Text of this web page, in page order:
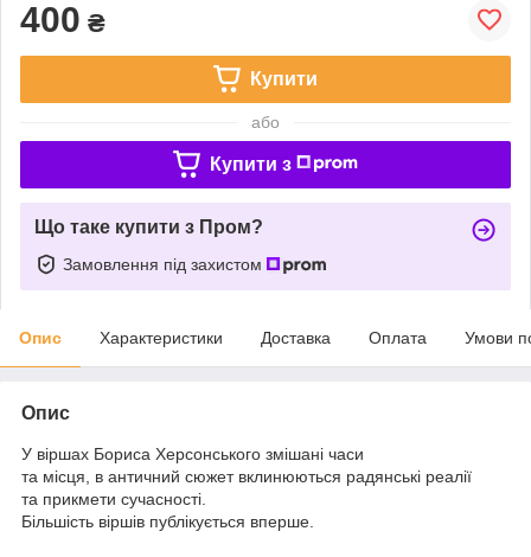
400 ₴
Купити
або
Купити з
Що таке купити з Пром?
Замовлення під захистом
Опис Характеристики Доставка Оплата Умови
Опис
У віршах Бориса Херсонського змішані часи
та місця, в античний сюжет вклинюються радянські реалії
та прикмети сучасності.
Більшість віршів публікується вперше.